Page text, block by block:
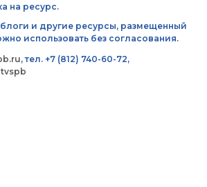
на ресурс.
и другие ресурсы, размещенный
использовать без согласования.
, тел. +7 (812) 740-60-72,